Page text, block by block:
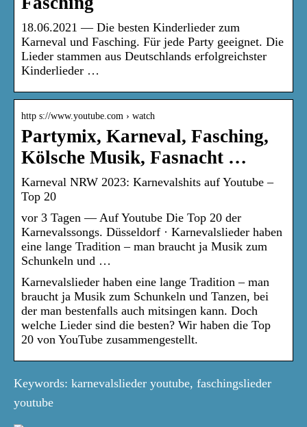
18.06.2021 — Die besten Kinderlieder zum
Karneval und Fasching. Für jede Party geeignet. Die
Lieder stammen aus Deutschlands erfolgreichster
Kinderlieder …
http s://www.youtube.com › watch
Partymix, Karneval, Fasching,
Kölsche Musik, Fasnacht …
Karneval NRW 2023: Karnevalshits auf Youtube –
Top 20
vor 3 Tagen — Auf Youtube Die Top 20 der
Karnevalssongs. Düsseldorf · Karnevalslieder haben
eine lange Tradition – man braucht ja Musik zum
Schunkeln und …
Karnevalslieder haben eine lange Tradition – man
braucht ja Musik zum Schunkeln und Tanzen, bei
der man bestenfalls auch mitsingen kann. Doch
welche Lieder sind die besten? Wir haben die Top
20 von YouTube zusammengestellt.
Keywords: karnevalslieder youtube, faschingslieder
youtube